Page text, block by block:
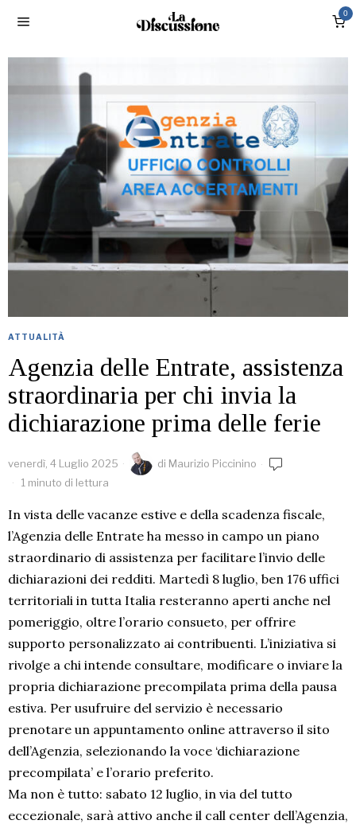
0
ATTUALITÀ
Agenzia delle Entrate, assistenza
straordinaria per chi invia la
dichiarazione prima delle ferie
venerdì, 4 Luglio 2025 di Maurizio Piccinino
1 minuto di lettura
In vista delle vacanze estive e della scadenza fiscale,
l’Agenzia delle Entrate ha messo in campo un piano
straordinario di assistenza per facilitare l’invio delle
dichiarazioni dei redditi. Martedì 8 luglio, ben 176 uffici
territoriali in tutta Italia resteranno aperti anche nel
pomeriggio, oltre l’orario consueto, per offrire
supporto personalizzato ai contribuenti. L’iniziativa si
rivolge a chi intende consultare, modificare o inviare la
propria dichiarazione precompilata prima della pausa
estiva. Per usufruire del servizio è necessario
prenotare un appuntamento online attraverso il sito
dell’Agenzia, selezionando la voce ‘dichiarazione
precompilata’ e l’orario preferito.
Ma non è tutto: sabato 12 luglio, in via del tutto
eccezionale, sarà attivo anche il call center dell’Agenzia,